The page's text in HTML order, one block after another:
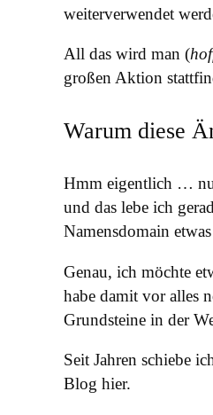
weiterverwendet
All das wird man (
großen Aktion
Warum diese
Hmm eigentlich …
und das lebe ich
Namensdomain
Genau, ich möchte
habe damit vor alles
Grundsteine in der
Seit Jahren schiebe
Blog hier.